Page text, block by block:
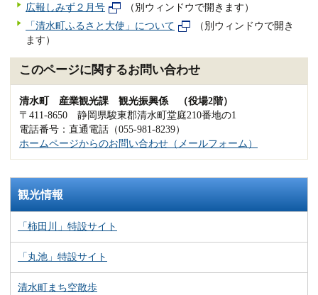
広報しみず２月号
（別ウィンドウで開きます）
「清水町ふるさと大使」について
（別ウィンドウで開き
ます）
このページに関するお問い合わせ
清水町 産業観光課 観光振興係 （役場2階）
〒411-8650 静岡県駿東郡清水町堂庭210番地の1
電話番号：直通電話（055-981-8239）
ホームページからのお問い合わせ（メールフォーム）
観光情報
「柿田川」特設サイト
「丸池」特設サイト
清水町まち空散歩